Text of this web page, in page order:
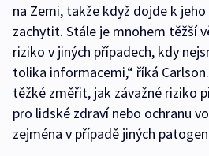
na Zemi, takže když dojde k
zachytit. Stále je mnohem těžší
riziko v jiných případech, kdy
tolika informacemi,“ říká
těžké změřit, jak závažné riziko
pro lidské zdraví nebo ochranu
zejména v případě jiných